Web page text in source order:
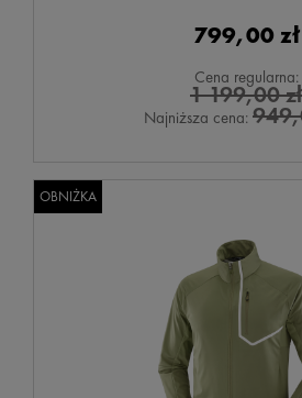
799,00 zł
Cena regularna:
1 199,00 zł
Najniższa cena:
OBNIŻKA